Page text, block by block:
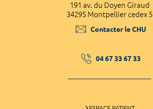
191 av. du Doyen Giraud
34295 Montpellier cedex 5
Contacter le CHU
04 67 33 67 33